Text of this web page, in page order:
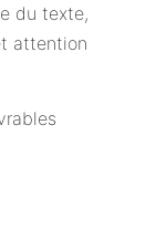
du texte,
attention